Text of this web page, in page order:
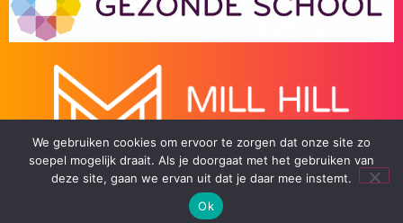
We gebruiken cookies om ervoor te zorgen dat onze site zo
soepel mogelijk draait. Als je doorgaat met het gebruiken van
deze site, gaan we ervan uit dat je daar mee instemt.
Ok